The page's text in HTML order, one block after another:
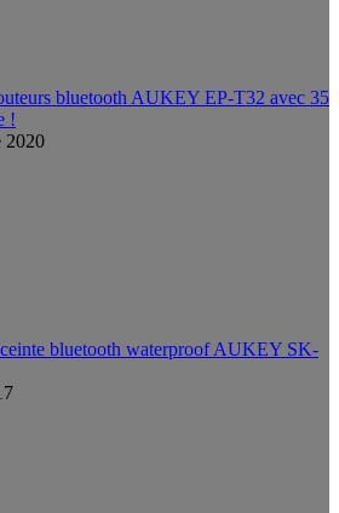
bluetooth AUKEY EP-T32 avec 35
!
2020
bluetooth waterproof AUKEY SK-